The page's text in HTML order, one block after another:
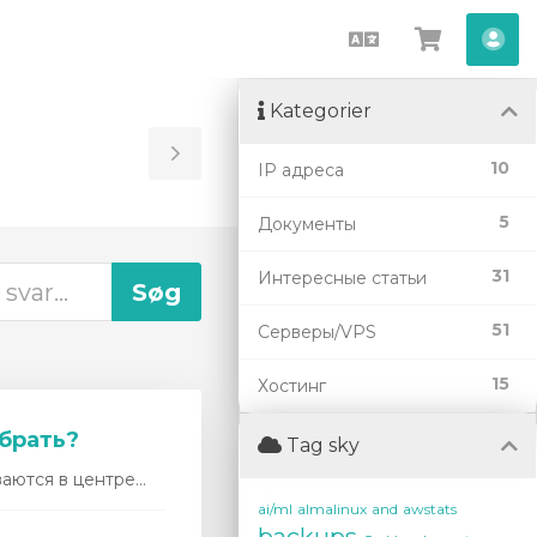
DanskVis
Toggle
Sidebar
в центре...
Kategorier
10
IP адреса
5
Документы
31
Интересные статьи
51
Серверы/VPS
15
Хостинг
Tag sky
ai/ml almalinux and awstats